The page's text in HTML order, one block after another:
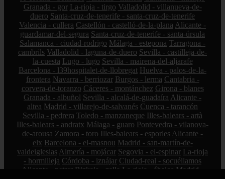
Granada - gor La-rioja - tirgo Valladolid - villanueva-de-
duero Santa-cruz-de-tenerife - santa-cruz-de-tenerife
Valencia - cullera Castellón - castelló-de-la-plana Alicante -
guardamar-del-segura Santa-cruz-de-tenerife - santa-úrsula
Salamanca - ciudad-rodrigo Málaga - estepona Tarragona -
cambrils Valladolid - laguna-de-duero Sevilla - castilleja-de-
la-cuesta Lugo - lugo Sevilla - mairena-del-aljarafe
Barcelona - l39hospitalet-de-llobregat Huelva - palos-de-la-
frontera Navarra - berriozar Burgos - lerma Cantabria -
corvera-de-toranzo Cáceres - montánchez Girona - blanes
Granada - albuñol Sevilla - alcalá-de-guadaíra Alicante -
altea Madrid - villarejo-de-salvanés Cuenca - tarancón
Sevilla - pedrera Toledo - manzaneque Illes-balears - artà
Illes-balears - andratx Málaga - guaro Pontevedra - vilanova-
de-arousa Zamora - toro Illes-balears - esporles Alicante -
elx Barcelona - el-masnou Madrid - san-martín-de-
valdeiglesias Almería - mojácar Segovia - el-espinar La-rioja
- hormilleja Córdoba - iznájar Ciudad-real - socuéllamos
Alicante - petrer Bizkaia - zalla La-rioja - ábalos Madrid -